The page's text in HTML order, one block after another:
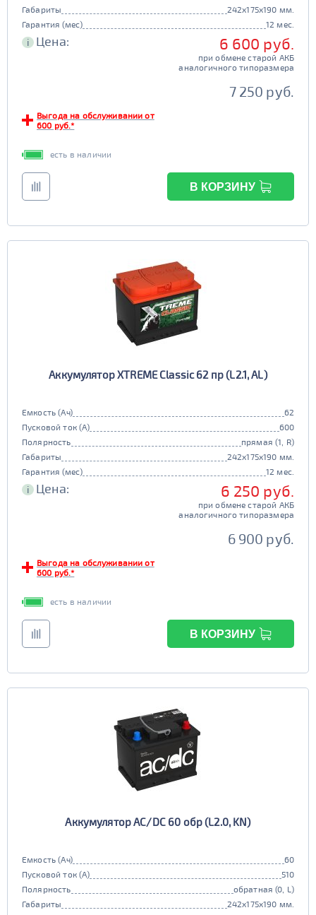
Габариты
242x175x190 мм.
Гарантия (мес)
12 мес.
i Цена: 6 600 руб.
при обмене старой АКБ
аналогичного типоразмера
7 250 руб.
Выгода на обслуживании от
600 руб.*
есть в наличии
В КОРЗИНУ
Аккумулятор XTREME Classic 62 пр (L2.1, AL)
Емкость (Ач)
62
Пусковой ток (А)
600
Полярность
прямая (1, R)
Габариты
242x175x190 мм.
Гарантия (мес)
12 мес.
i Цена: 6 250 руб.
при обмене старой АКБ
аналогичного типоразмера
6 900 руб.
Выгода на обслуживании от
600 руб.*
есть в наличии
В КОРЗИНУ
Аккумулятор AC/DC 60 обр (L2.0, KN)
Емкость (Ач)
60
Пусковой ток (А)
510
Полярность
обратная (0, L)
Габариты
242x175x190 мм.